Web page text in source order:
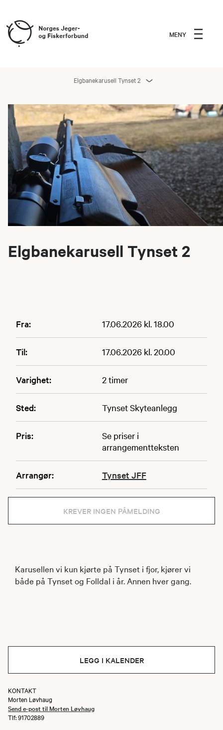
MENY
Elgbanekarusell Tynset 2
Elgbanekarusell Tynset 2
Fra: 17.06.2026 kl. 18.00
Til: 17.06.2026 kl. 20.00
Varighet: 2 timer
Sted: Tynset Skyteanlegg
Pris:
Se priser i
arrangementteksten
Arrangør: Tynset JFF
KREVER INGEN PÅMELDING
Karusellen vi kun kjørte på Tynset i fjor, kjører vi
både på Tynset og Folldal i år. Annen hver gang.
LEGG I KALENDER
KONTAKT
Morten Løvhaug
Send e-post til Morten Løvhaug
Tlf: 91702889